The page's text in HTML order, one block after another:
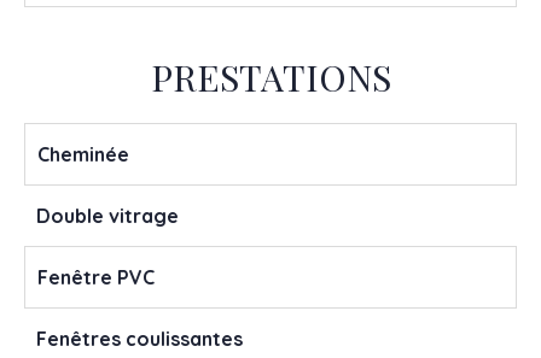
PRESTATIONS
Cheminée
Double vitrage
Fenêtre PVC
Fenêtres coulissantes